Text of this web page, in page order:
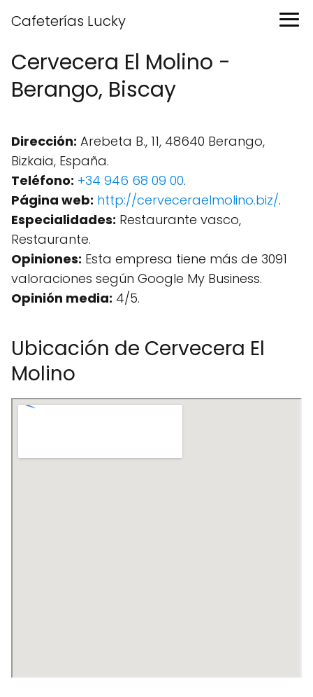
Cafeterías Lucky
Cervecera El Molino -
Berango, Biscay
Dirección: Arebeta B., 11, 48640 Berango,
Bizkaia, España.
Teléfono: +34 946 68 09 00.
Página web: http://cerveceraelmolino.biz/.
Especialidades: Restaurante vasco,
Restaurante.
Opiniones: Esta empresa tiene más de 3091
valoraciones según Google My Business.
Opinión media: 4/5.
Ubicación de Cervecera El
Molino